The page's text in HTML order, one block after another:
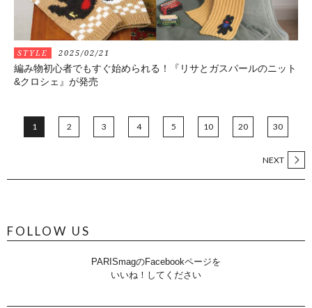
STYLE 2025/02/21
編み物初心者でもすぐ始められる！『リサとガスパールのニット
&クロシェ』が発売
1 2 3 4 5 10 20 30
NEXT
FOLLOW US
PARISmagのFacebookページを
いいね！してください